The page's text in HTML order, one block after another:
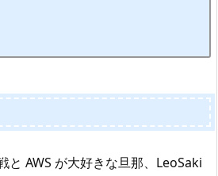
と AWS が大好きな旦那、LeoSaki